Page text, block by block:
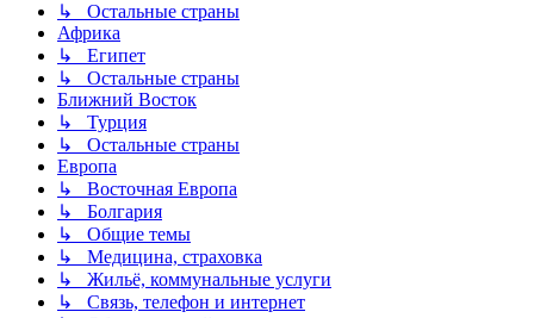
↳ Остальные страны
Африка
↳ Египет
↳ Остальные страны
Ближний Восток
↳ Турция
↳ Остальные страны
Европа
↳ Восточная Европа
↳ Болгария
↳ Общие темы
↳ Медицина, страховка
↳ Жильё, коммунальные услуги
↳ Связь, телефон и интернет